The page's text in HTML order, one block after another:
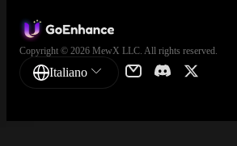
Copyright © 2026 MewX LLC. All rights reserved.
Italiano